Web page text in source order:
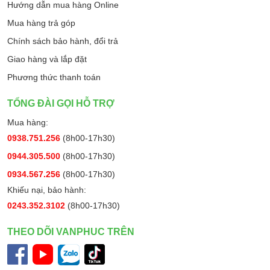
Hướng dẫn mua hàng Online
Mua hàng trả góp
Chính sách bảo hành, đổi trả
Giao hàng và lắp đặt
Phương thức thanh toán
TỔNG ĐÀI GỌI HỖ TRỢ
Mua hàng:
0938.751.256 (8h00-17h30)
0944.305.500 (8h00-17h30)
0934.567.256 (8h00-17h30)
Khiếu nại, bảo hành:
0243.352.3102 (8h00-17h30)
THEO DÕI VANPHUC TRÊN